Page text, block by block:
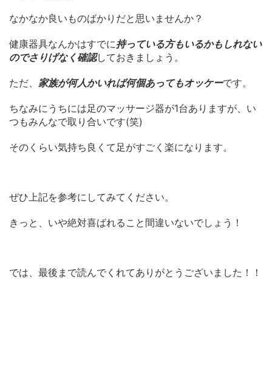
なかなか良いものばかりだと思いませんか？
健康器具なんかはすでに持っている方もいるかもしれない
のでさりげなく確認しておきましょう。
ただ、 家族が何人かいれば何個あってもオッケーです。
ちなみにうちには足のマッサージ器が1台ありますが、い
つもみんなで取り合いです(笑)
そのくらい気持ち良くて足がすごく楽になります。
ぜひ上記を参考にしてみてください。
きっと、いや絶対喜ばれること間違いないでしょう！
では、最後まで読んでくれてありがとうございました！！